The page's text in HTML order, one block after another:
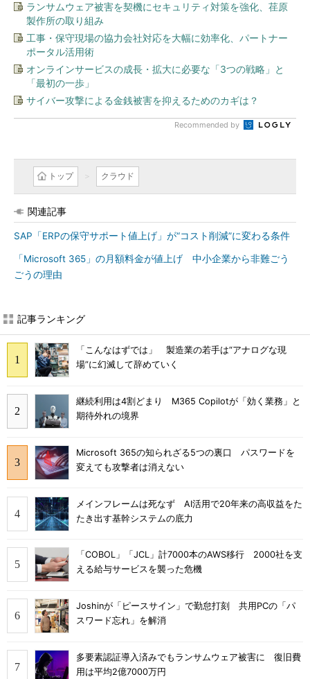
ランサムウェア被害を契機にセキュリティ対策を強化、荏原
製作所の取り組み
工事・保守現場の協力会社対応を大幅に効率化、パートナー
ポータル活用術
オンラインサービスの成長・拡大に必要な「3つの戦略」と
「最初の一歩」
サイバー攻撃による金銭被害を抑えるためのカギは？
Recommended by
トップ クラウド
関連記事
SAP「ERPの保守サポート値上げ」が“コスト削減”に変わる条件
「Microsoft 365」の月額料金が値上げ 中小企業から非難ごう
ごうの理由
記事ランキング
「こんなはずでは」 製造業の若手は“アナログな現
場”に幻滅して辞めていく
継続利用は4割どまり M365 Copilotが「効く業務」と
期待外れの境界
Microsoft 365の知られざる5つの裏口 パスワードを
変えても攻撃者は消えない
メインフレームは死なず AI活用で20年来の高収益をた
たき出す基幹システムの底力
「COBOL」「JCL」計7000本のAWS移行 2000社を支
える給与サービスを襲った危機
Joshinが「ピースサイン」で勤怠打刻 共用PCの「パ
スワード忘れ」を解消
多要素認証導入済みでもランサムウェア被害に 復旧費
用は平均2億7000万円